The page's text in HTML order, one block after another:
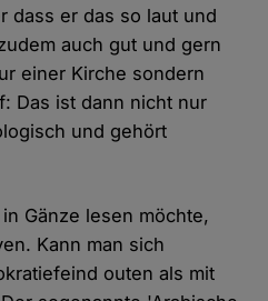
dass er das so laut und
auch gut und gern
einer Kirche sondern
Das ist dann nicht nur
und gehört
Gänze lesen möchte,
Kann man sich
outen als mit